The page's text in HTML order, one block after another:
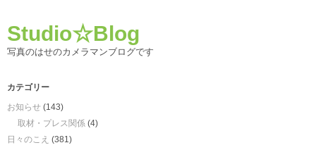
Studio☆Blog
写真のはせのカメラマンブログです
カテゴリー
お知らせ (143)
取材・プレス関係 (4)
日々のこえ (381)